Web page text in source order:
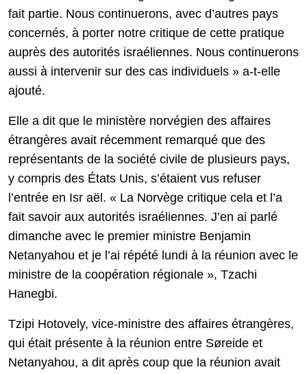
fait partie. Nous continuerons, avec d’autres pays
concernés, à porter notre critique de cette pratique
auprès des autorités israéliennes. Nous continuerons
aussi à intervenir sur des cas individuels » a-t-elle
ajouté.
Elle a dit que le ministère norvégien des affaires
étrangères avait récemment remarqué que des
représentants de la société civile de plusieurs pays,
y compris des États Unis, s’étaient vus refuser
l’entrée en Isr aël. « La Norvège critique cela et l’a
fait savoir aux autorités israéliennes. J’en ai parlé
dimanche avec le premier ministre Benjamin
Netanyahou et je l’ai répété lundi à la réunion avec le
ministre de la coopération régionale », Tzachi
Hanegbi.
Tzipi Hotovely, vice-ministre des affaires étrangères,
qui était présente à la réunion entre Søreide et
Netanyahou, a dit après coup que la réunion avait